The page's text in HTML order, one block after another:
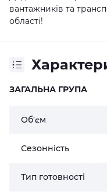
вантажників та
області!
ЗАГАЛЬНА ГРУПА
Об'єм
Сезонність
Тип готовності